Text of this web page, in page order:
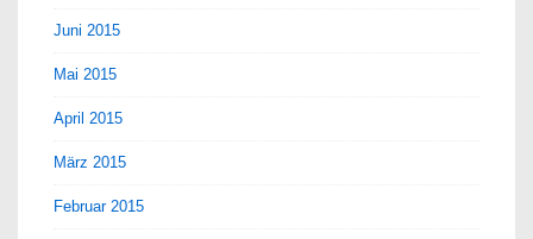
Juni 2015
Mai 2015
April 2015
März 2015
Februar 2015